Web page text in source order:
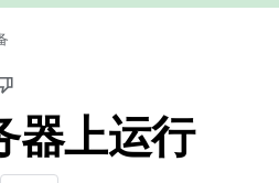
器上运行